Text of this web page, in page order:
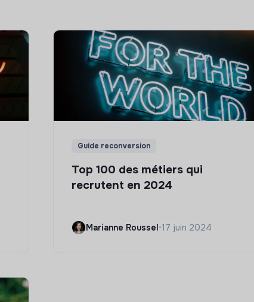
Guide reconversion
Top 100 des métiers qui
recrutent en 2024
Marianne Roussel•17 juin 2024